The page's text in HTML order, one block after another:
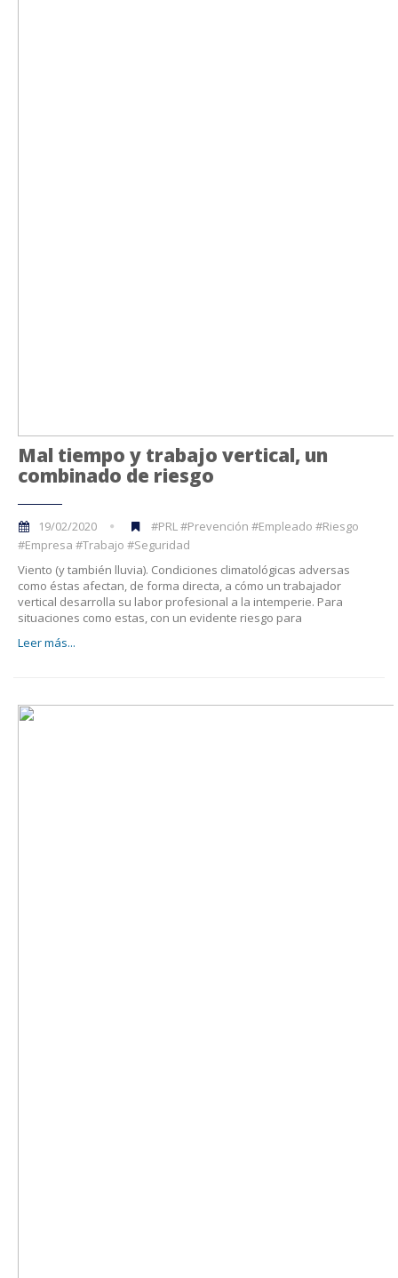
Mal tiempo y trabajo vertical, un
combinado de riesgo
19/02/2020
#PRL #Prevención #Empleado #Riesgo
#Empresa #Trabajo #Seguridad
Viento (y también lluvia). Condiciones climatológicas adversas
como éstas afectan, de forma directa, a cómo un trabajador
vertical desarrolla su labor profesional a la intemperie. Para
situaciones como estas, con un evidente riesgo para
Leer más...